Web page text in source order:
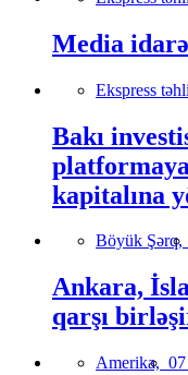
Media
Ekspress
Bakı
kapitalına
Böyük Şərq,
Ankara,
qarşı
Amerika,